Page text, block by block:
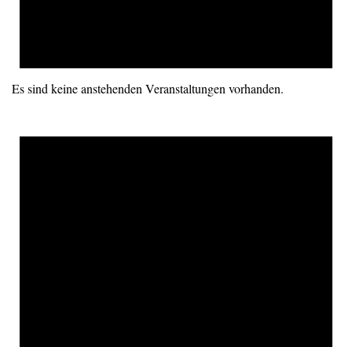
Es sind keine anstehenden Veranstaltungen vorhanden.